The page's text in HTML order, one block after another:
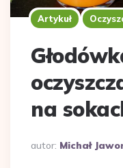
Artykuł
na
Dodane
autor: Michał